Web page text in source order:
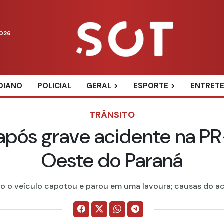
POLICIAL GERAL ESPORTE
TRÂNSITO
grave acidente na
Oeste do Paraná
o veículo capotou e parou em uma lavoura; causas do